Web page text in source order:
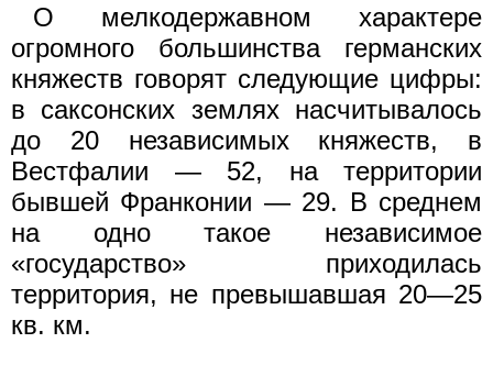
О мелкодержавном характере
огромного большинства германских
княжеств говорят следующие цифры:
в саксонских землях насчитывалось
до 20 независимых княжеств, в
Вестфалии — 52, на территории
бывшей Франконии — 29. В среднем
на одно такое независимое
«государство» приходилась
территория, не превышавшая 20—25
кв. км.